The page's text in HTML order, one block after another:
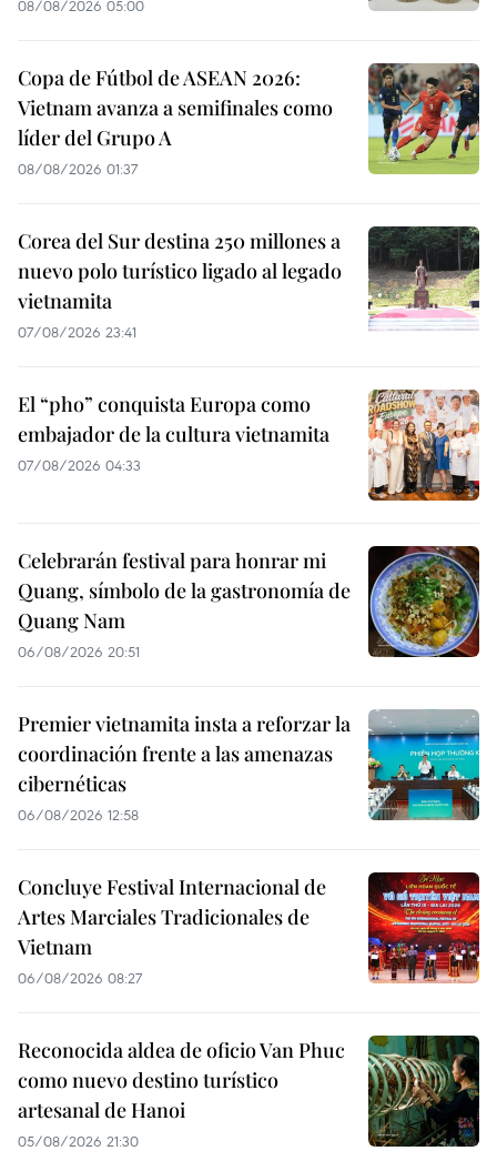
08/08/2026 05:00
Copa de Fútbol de ASEAN 2026:
Vietnam avanza a semifinales como
líder del Grupo A
08/08/2026 01:37
Corea del Sur destina 250 millones a
nuevo polo turístico ligado al legado
vietnamita
07/08/2026 23:41
El “pho” conquista Europa como
embajador de la cultura vietnamita
07/08/2026 04:33
Celebrarán festival para honrar mi
Quang, símbolo de la gastronomía de
Quang Nam
06/08/2026 20:51
Premier vietnamita insta a reforzar la
coordinación frente a las amenazas
cibernéticas
06/08/2026 12:58
Concluye Festival Internacional de
Artes Marciales Tradicionales de
Vietnam
06/08/2026 08:27
Reconocida aldea de oficio Van Phuc
como nuevo destino turístico
artesanal de Hanoi
05/08/2026 21:30